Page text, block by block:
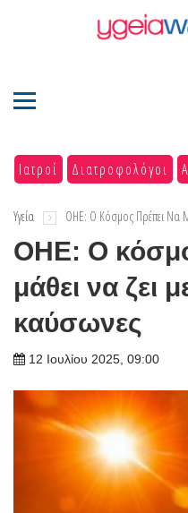
Ιατροί Διατροφολόγοι
Υγεία ΟΗΕ: Ο Κόσμος Πρέπει Να
ΟΗΕ: Ο
μάθει να ζει
καύσωνες
12 Ιουλίου 2025, 09:00